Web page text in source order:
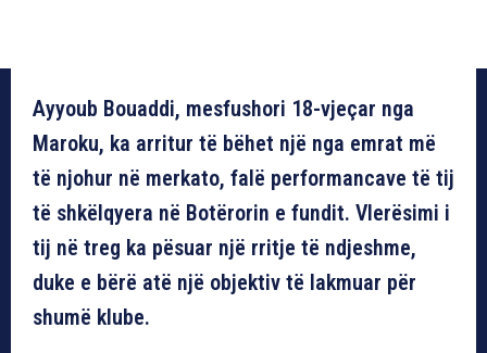
Ayyoub Bouaddi, mesfushori 18-vjeçar nga
Maroku, ka arritur të bëhet një nga emrat më
të njohur në merkato, falë performancave të tij
të shkëlqyera në Botërorin e fundit. Vlerësimi i
tij në treg ka pësuar një rritje të ndjeshme,
duke e bërë atë një objektiv të lakmuar për
shumë klube.